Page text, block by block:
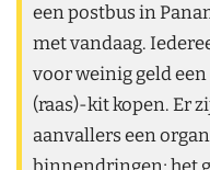
een postbus in
met vandaag.
voor weinig geld
(raas)-kit kopen. Er
aanvallers een